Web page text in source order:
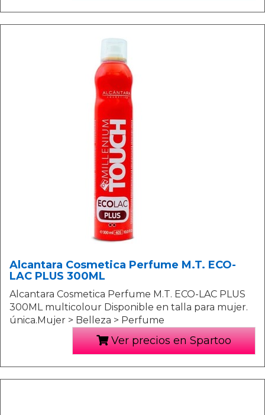
Alcantara Cosmetica Perfume M.T. ECO-
LAC PLUS 300ML
Alcantara Cosmetica Perfume M.T. ECO-LAC PLUS
300ML multicolour Disponible en talla para mujer.
única.Mujer > Belleza > Perfume
Ver precios en Spartoo